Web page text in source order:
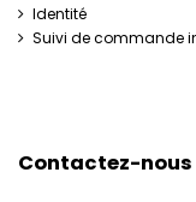
Identité
Suivi de commande
Contactez-nous